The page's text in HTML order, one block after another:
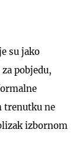
su jako
pobjedu,
trenutku ne
izbornom